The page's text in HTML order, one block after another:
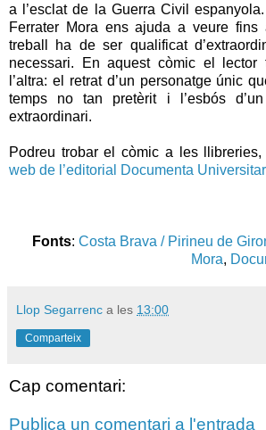
a l’esclat de la Guerra Civil
Ferrater Mora ens ajuda a veure
treball ha de ser qualificat
necessari. En aquest còmic el lector
l’altra: el retrat d’un personatge únic
temps no tan pretèrit i l’esbós d’un
extraordinari.
Podreu trobar el còmic a les
web de l’editorial Documenta
Fonts: Costa Brava / Pirineu de
Mora,
Llop Segarrenc a les 13:00
Comparteix
Cap comentari:
Publica un comentari a l'entrada